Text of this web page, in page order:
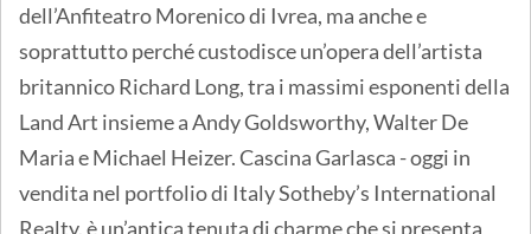
dell’Anfiteatro Morenico di Ivrea, ma anche e
soprattutto perché custodisce un’opera dell’artista
britannico Richard Long, tra i massimi esponenti della
Land Art insieme a Andy Goldsworthy, Walter De
Maria e Michael Heizer. Cascina Garlasca - oggi in
vendita nel portfolio di Italy Sotheby’s International
Realty, è un’antica tenuta di charme che si presenta